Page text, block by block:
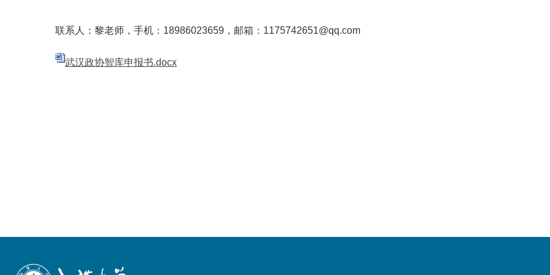
联系人：黎老师， 手机： 18986023659， 邮箱： 1175742651@qq.com
武汉政协智库申报书.docx